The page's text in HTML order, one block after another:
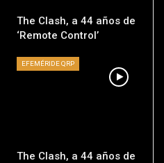
The Clash, a 44 años de
‘Remote Control’
EFEMÉRIDE QRP
The Clash, a 44 años de